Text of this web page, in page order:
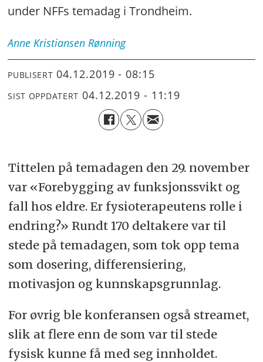
under NFFs temadag i Trondheim.
Anne Kristiansen Rønning
PUBLISERT 04.12.2019 - 08:15
SIST OPPDATERT 04.12.2019 - 11:19
Tittelen på temadagen den 29. november
var «Forebygging av funksjonssvikt og
fall hos eldre. Er fysioterapeutens rolle i
endring?» Rundt 170 deltakere var til
stede på temadagen, som tok opp tema
som dosering, differensiering,
motivasjon og kunnskapsgrunnlag.
For øvrig ble konferansen også streamet,
slik at flere enn de som var til stede
fysisk kunne få med seg innholdet.